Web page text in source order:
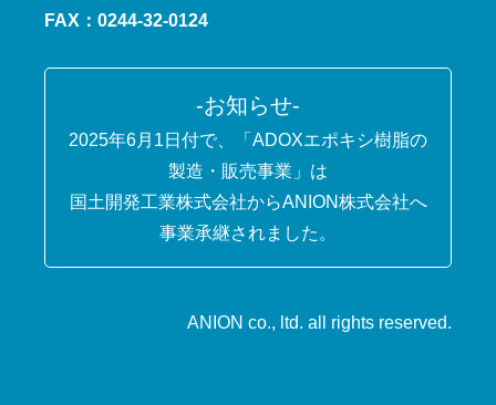
FAX：0244-32-0124
-お知らせ-
2025年6月1日付で、「ADOXエポキシ樹脂の
製造・販売事業」は
国土開発工業株式会社からANION株式会社へ
事業承継されました。
ANION co., ltd. all rights reserved.